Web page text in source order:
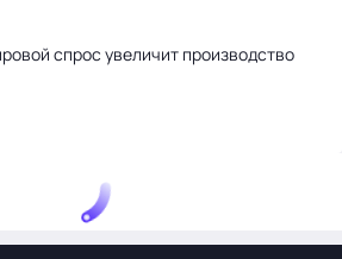
спрос увеличит производство